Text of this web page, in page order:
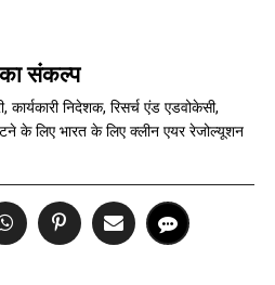
संकल्प
निदेशक, रिसर्च एंड एडवोकेसी,
के लिए भारत के लिए क्‍लीन एयर रेजोल्यूशन